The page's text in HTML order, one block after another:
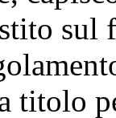
sul
titolo